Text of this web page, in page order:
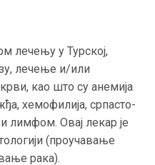
лечењу у Турској,
лечење и/или
као што су анемија
хемофилија, српасто-
лимфом. Овај лекар је
(проучавање
рака).